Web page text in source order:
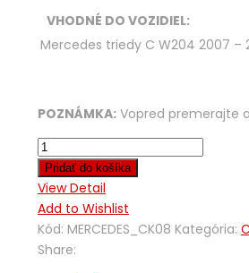
VHODNÉ DO VOZIDIEL:
Mercedes triedy C W204 2007 –
POZNÁMKA: Vopred premerajte
Pridať do košíka
View Detail
Add to Wishlist
Kód: MERCEDES_CK08 Kategória:
Share: